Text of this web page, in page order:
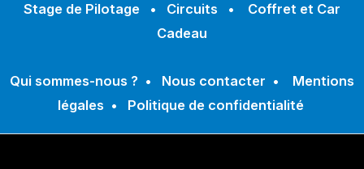
Stage de Pilotage • Circuits • Coffret et Car
Cadeau
Qui sommes-nous ? • Nous contacter • Mentions
légales • Politique de confidentialité